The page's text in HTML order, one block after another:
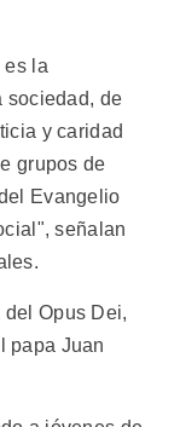
es la
sociedad, de
y caridad
grupos de
Evangelio
señalan
Opus Dei,
papa Juan